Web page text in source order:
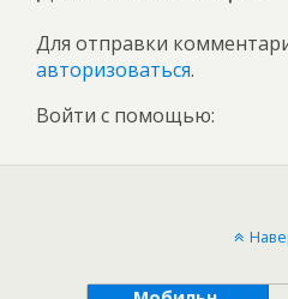
Для отправки
авторизоваться.
Войти с помощью: